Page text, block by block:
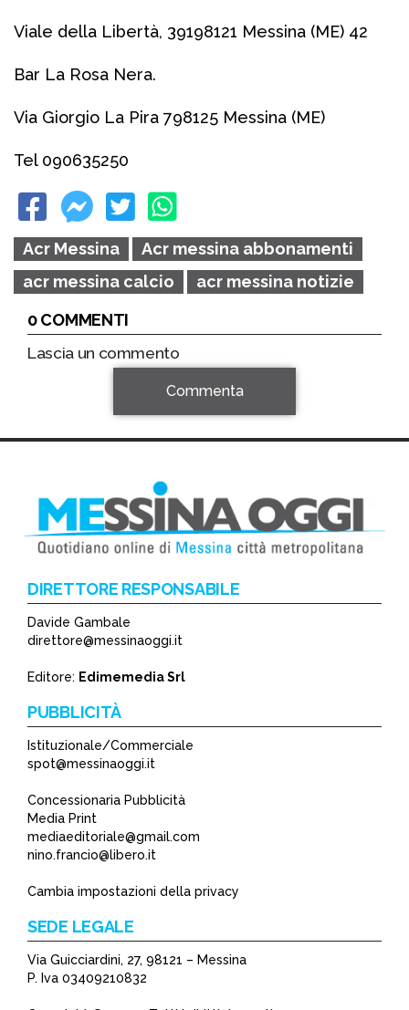
Viale della Libertà, 39198121 Messina (ME) 42
Bar La Rosa Nera.
Via Giorgio La Pira 798125 Messina (ME)
Tel 090635250
Acr Messina
Acr messina abbonamenti
acr messina calcio
acr messina notizie
0 COMMENTI
Lascia un commento
*
Commenta
DIRETTORE RESPONSABILE
Davide Gambale
direttore@messinaoggi.it
Editore: Edimemedia Srl
PUBBLICITÀ
Istituzionale/Commerciale
spot@messinaoggi.it
Concessionaria Pubblicità
Media Print
mediaeditoriale@gmail.com
nino.francio@libero.it
Cambia impostazioni della privacy
SEDE LEGALE
Via Guicciardini, 27, 98121 – Messina
P. Iva 03409210832